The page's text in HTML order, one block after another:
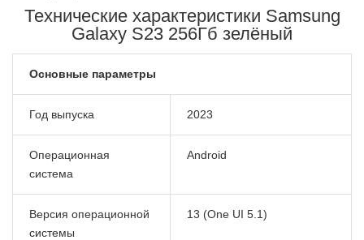
Технические характеристики Samsung
Galaxy S23 256Гб зелёный
Основные параметры
Год выпуска 2023
Операционная
система
Android
Версия операционной
системы
13 (One UI 5.1)